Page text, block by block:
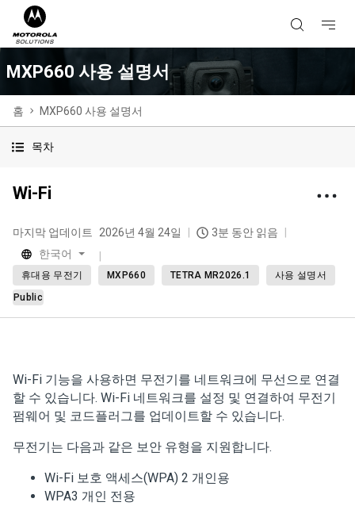
MXP660 사용 설명서
홈 MXP660 사용 설명서
목차
Wi-Fi
마지막 업데이트 2026년 4월 24일
3분 동안 읽음
한국어
휴대용 무전기 MXP660 TETRA MR2026.1
사용 설명서
Public
Wi-Fi 기능을 사용하면 무전기를 네트워크에 무선으로 연결
할 수 있습니다. Wi-Fi 네트워크를 설정 및 연결하여 무전기
펌웨어 및 코드플러그를 업데이트할 수 있습니다.
무전기는 다음과 같은 보안 유형을 지원합니다.
Wi-Fi 보호 액세스(WPA) 2 개인용
WPA3 개인 전용